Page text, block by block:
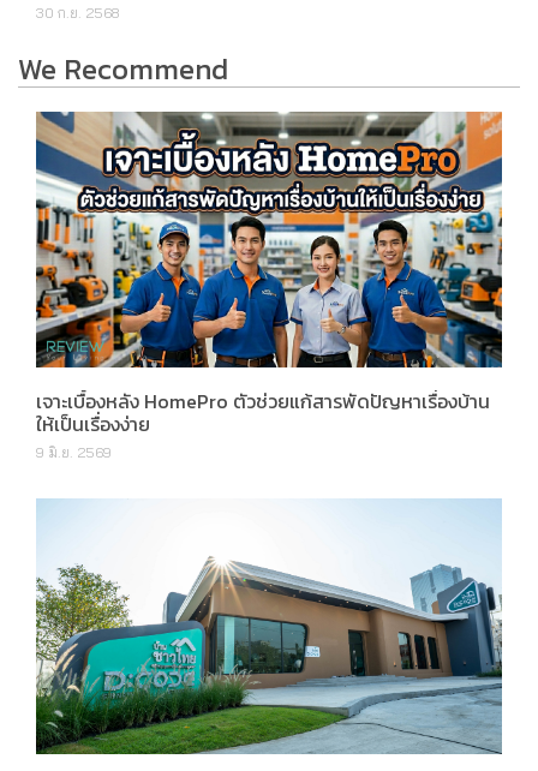
30 ก.ย. 2568
We Recommend
เจาะเบื้องหลัง HomePro ตัวช่วยแก้สารพัดปัญหาเรื่องบ้าน
ให้เป็นเรื่องง่าย
9 มิ.ย. 2569